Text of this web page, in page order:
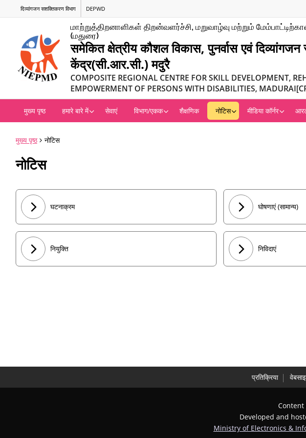
दिव्यांगजन सशक्तिकरण विभाग DEPWD
மாற்றுத்திறனாளிகள் திறன்வளர்ச்சி, மறுவாழ்வு மற்றும்
(மதுரை)
समेकित क्षेत्रीय कौशल विकास, पुनर्वास एवं
केंद्र(सी.आर.सी.) मदुरै
COMPOSITE REGIONAL CENTRE FOR SKILL DEVELOPMENT,
EMPOWERMENT OF PERSONS WITH DISABILITIES,
मुख्य पृष्ठ हमारे बारे में सेवाएं विभाग/एकक शैक्षणिक नोटिस मीडिया कॉर्नर
मुख्य पृष्ठ नोटिस
नोटिस
घटनाक्रम घोषणाएं (सामान्य)
नियुक्ति निविदाएं
प्रतिक्रिया
Content
Developed and
Ministry of Electronics &